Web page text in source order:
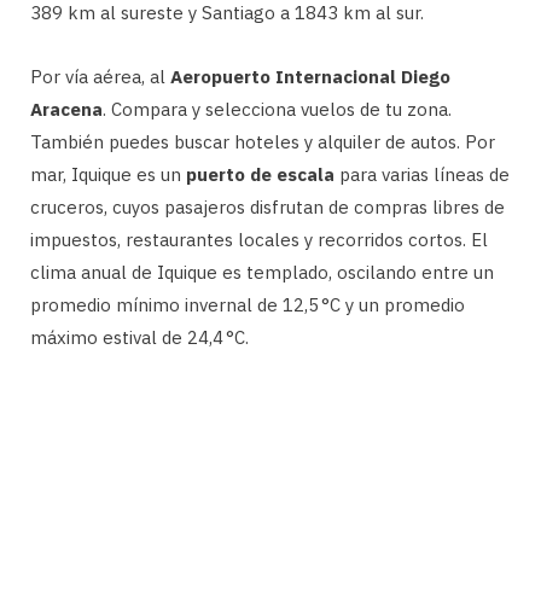
389 km al sureste y Santiago a 1843 km al sur.
Por vía aérea, al Aeropuerto Internacional Diego
Aracena. Compara y selecciona vuelos de tu zona.
También puedes buscar hoteles y alquiler de autos. Por
mar, Iquique es un puerto de escala para varias líneas de
cruceros, cuyos pasajeros disfrutan de compras libres de
impuestos, restaurantes locales y recorridos cortos. El
clima anual de Iquique es templado, oscilando entre un
promedio mínimo invernal de 12,5 °C y un promedio
máximo estival de 24,4 °C.